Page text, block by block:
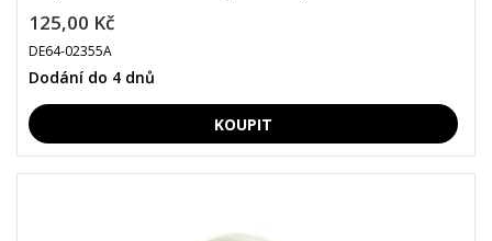
125,00 Kč
DE64-02355A
Dodání do 4 dnů